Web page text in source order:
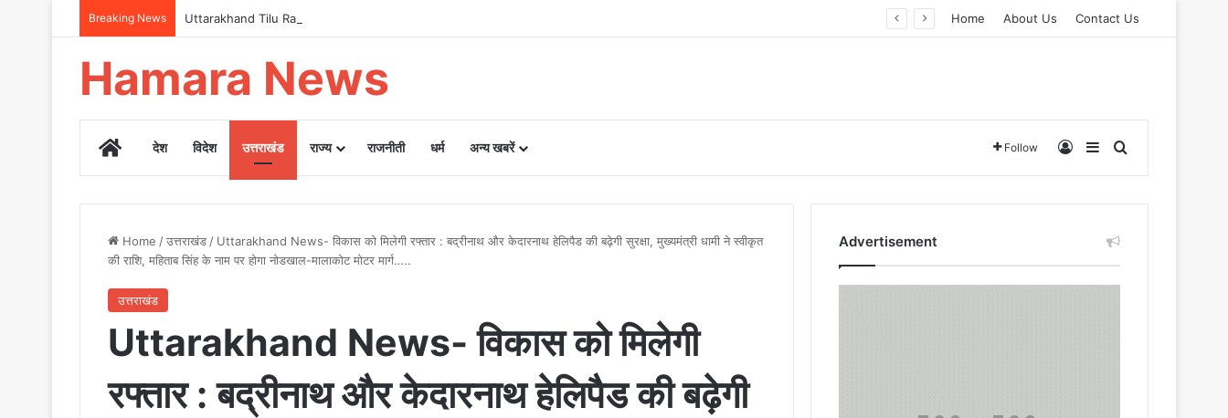
Breaking News Uttarakhand Tilu Rauteli Award 2026: 13 महिलाओं का चयन, 8 अगस्त को सीएम धामी करेंगे सम्मानित Home About Us Contact Us
Hamara News
Homeदेश विदेश उत्तराखंड राज्य राजनीती धर्म अन्य खबरें Follow Log InSidebarSearch for
Home /उत्तराखंड / Uttarakhand News- विकास को मिलेगी रफ्तार : बद्रीनाथ और केदारनाथ हेलिपैड की बढ़ेगी सुरक्षा, मुख्यमंत्री धामी ने स्वीकृत
की राशि, महिताब सिंह के नाम पर होगा नोडखाल-मालाकोट मोटर मार्ग…..
उत्तराखंड
Uttarakhand News- विकास को मिलेगी
रफ्तार : बद्रीनाथ और केदारनाथ हेलिपैड की बढ़ेगी
Advertisement